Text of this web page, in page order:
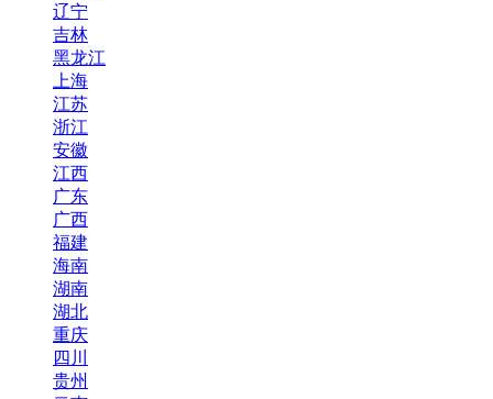
辽宁
吉林
黑龙江
上海
江苏
浙江
安徽
江西
广东
广西
福建
海南
湖南
湖北
重庆
四川
贵州